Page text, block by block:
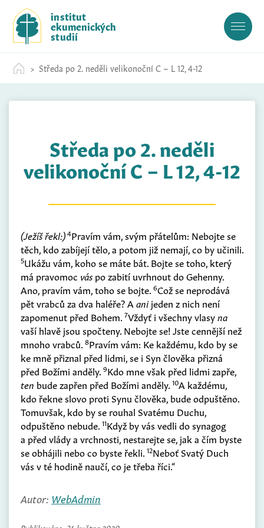
c
institut
ekumenických
studií
Středa po 2. neděli velikonoční C – L 12, 4-12
Středa po 2. neděli
velikonoční C – L 12, 4-12
(Ježíš řekl:)4Pravím vám, svým přátelům: Nebojte se
těch, kdo zabíjejí tělo, a potom již nemají, co by učinili.
5Ukážu vám, koho se máte bát. Bojte se toho, který
má pravomoc vás po zabití uvrhnout do Gehenny.
Ano, pravím vám, toho se bojte. 6Což se neprodává
pět vrabců za dva haléře? A anijeden z nich není
zapomenut před Bohem. 7Vždyť i všechny vlasyna
vaší hlavě jsou spočteny. Nebojte se! Jste cennější než
mnoho vrabců. 8Pravím vám: Ke každému, kdo by se
ke mně přiznal před lidmi, se i Syn člověka přizná
před Božími anděly. 9Kdo mne však před lidmi zapře,
ten bude zapřen před Božími anděly. 10A každému,
kdo řekne slovo proti Synu člověka, bude odpuštěno.
Tomuvšak, kdo by se rouhal Svatému Duchu,
odpuštěno nebude. 11Když by vás vedli do synagog
a před vlády a vrchnosti, nestarejte se, jak a čím byste
se obhájili nebo co byste řekli. 12Neboť Svatý Duch
vás v té hodině naučí, co je třeba říci.“
Autor: WebAdmin